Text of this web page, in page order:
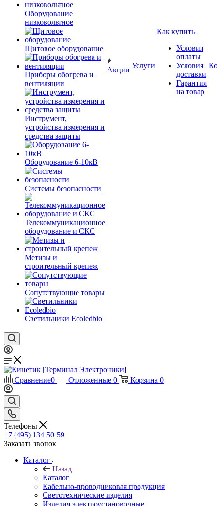
Оборудование
низковольтное
Щитовое оборудование
Приборы обогрева и
вентиляции
Инструмент,
устройства измерения и
средства защиты
Оборудование 6-10кВ
Системы безопасности
Телекоммуникационное
оборудование и СКС
Метизы и
строительный крепеж
Сопутствующие товары
Светильники Ecoledbio
Акции
Услуги
Как купить
Условия
оплаты
Условия
доставки
Гарантия
на товар
Сравнение0 Отложенные 0 Корзина 0
Телефоны
+7 (495) 134-50-59
Заказать звонок
Каталог
Назад
Каталог
Кабельно-проводниковая продукция
Светотехнические изделия
Изделия электроустановочные